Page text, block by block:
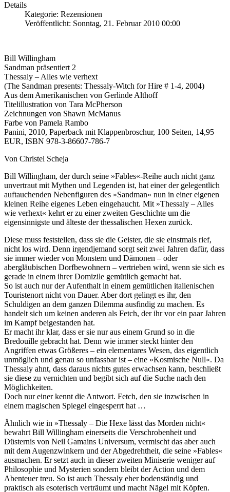
Details
Kategorie: Rezensionen
Veröffentlicht: Sonntag, 21. Februar 2010 00:00
Bill Willingham
Sandman präsentiert 2
Thessaly – Alles wie verhext
(The Sandman presents: Thessaly-Witch for Hire # 1-4, 2004)
Aus dem Amerikanischen von Gerlinde Althoff
Titelillustration von Tara McPherson
Zeichnungen von Shawn McManus
Farbe von Pamela Rambo
Panini, 2010, Paperback mit Klappenbroschur, 100 Seiten, 14,95
EUR, ISBN 978-3-86607-786-7
Von Christel Scheja
Bill Willingham, der durch seine »Fables«-Reihe auch nicht ganz
unvertraut mit Mythen und Legenden ist, hat einer der gelegentlich
auftauchenden Nebenfiguren des »Sandman« nun in einer eigenen
kleinen Reihe eigenes Leben eingehaucht. Mit »Thessaly – Alles
wie verhext« kehrt er zu einer zweiten Geschichte um die
eigensinnigste und älteste der thessalischen Hexen zurück.
Diese muss feststellen, dass sie die Geister, die sie einstmals rief,
nicht los wird. Denn irgendjemand sorgt seit zwei Jahren dafür, dass
sie immer wieder von Monstern und Dämonen – oder
abergläubischen Dorfbewohnern – vertrieben wird, wenn sie sich es
gerade in einem ihrer Domizile gemütlich gemacht hat.
So ist auch nur der Aufenthalt in einem gemütlichen italienischen
Touristenort nicht von Dauer. Aber dort gelingt es ihr, den
Schuldigen an dem ganzen Dilemma ausfindig zu machen. Es
handelt sich um keinen anderen als Fetch, der ihr vor ein paar Jahren
im Kampf beigestanden hat.
Er macht ihr klar, dass er sie nur aus einem Grund so in die
Bredouille gebracht hat. Denn wie immer steckt hinter den
Angriffen etwas Größeres – ein elementares Wesen, das eigentlich
unmöglich und genau so unfassbar ist – eine »Kosmische Null«. Da
Thessaly ahnt, dass daraus nichts gutes erwachsen kann, beschließt
sie diese zu vernichten und begibt sich auf die Suche nach den
Möglichkeiten.
Doch nur einer kennt die Antwort. Fetch, den sie inzwischen in
einem magischen Spiegel eingesperrt hat …
Ähnlich wie in »Thessaly – Die Hexe lässt das Morden nicht«
bewahrt Bill Willingham einerseits die Verschrobenheit und
Düsternis von Neil Gamains Universum, vermischt das aber auch
mit dem Augenzwinkern und der Abgedrehtheit, die seine »Fables«
ausmachen. Er setzt auch in dieser zweiten Miniserie weniger auf
Philosophie und Mysterien sondern bleibt der Action und dem
Abenteuer treu. So ist auch Thessaly eher bodenständig und
praktisch als esoterisch verträumt und macht Nägel mit Köpfen.